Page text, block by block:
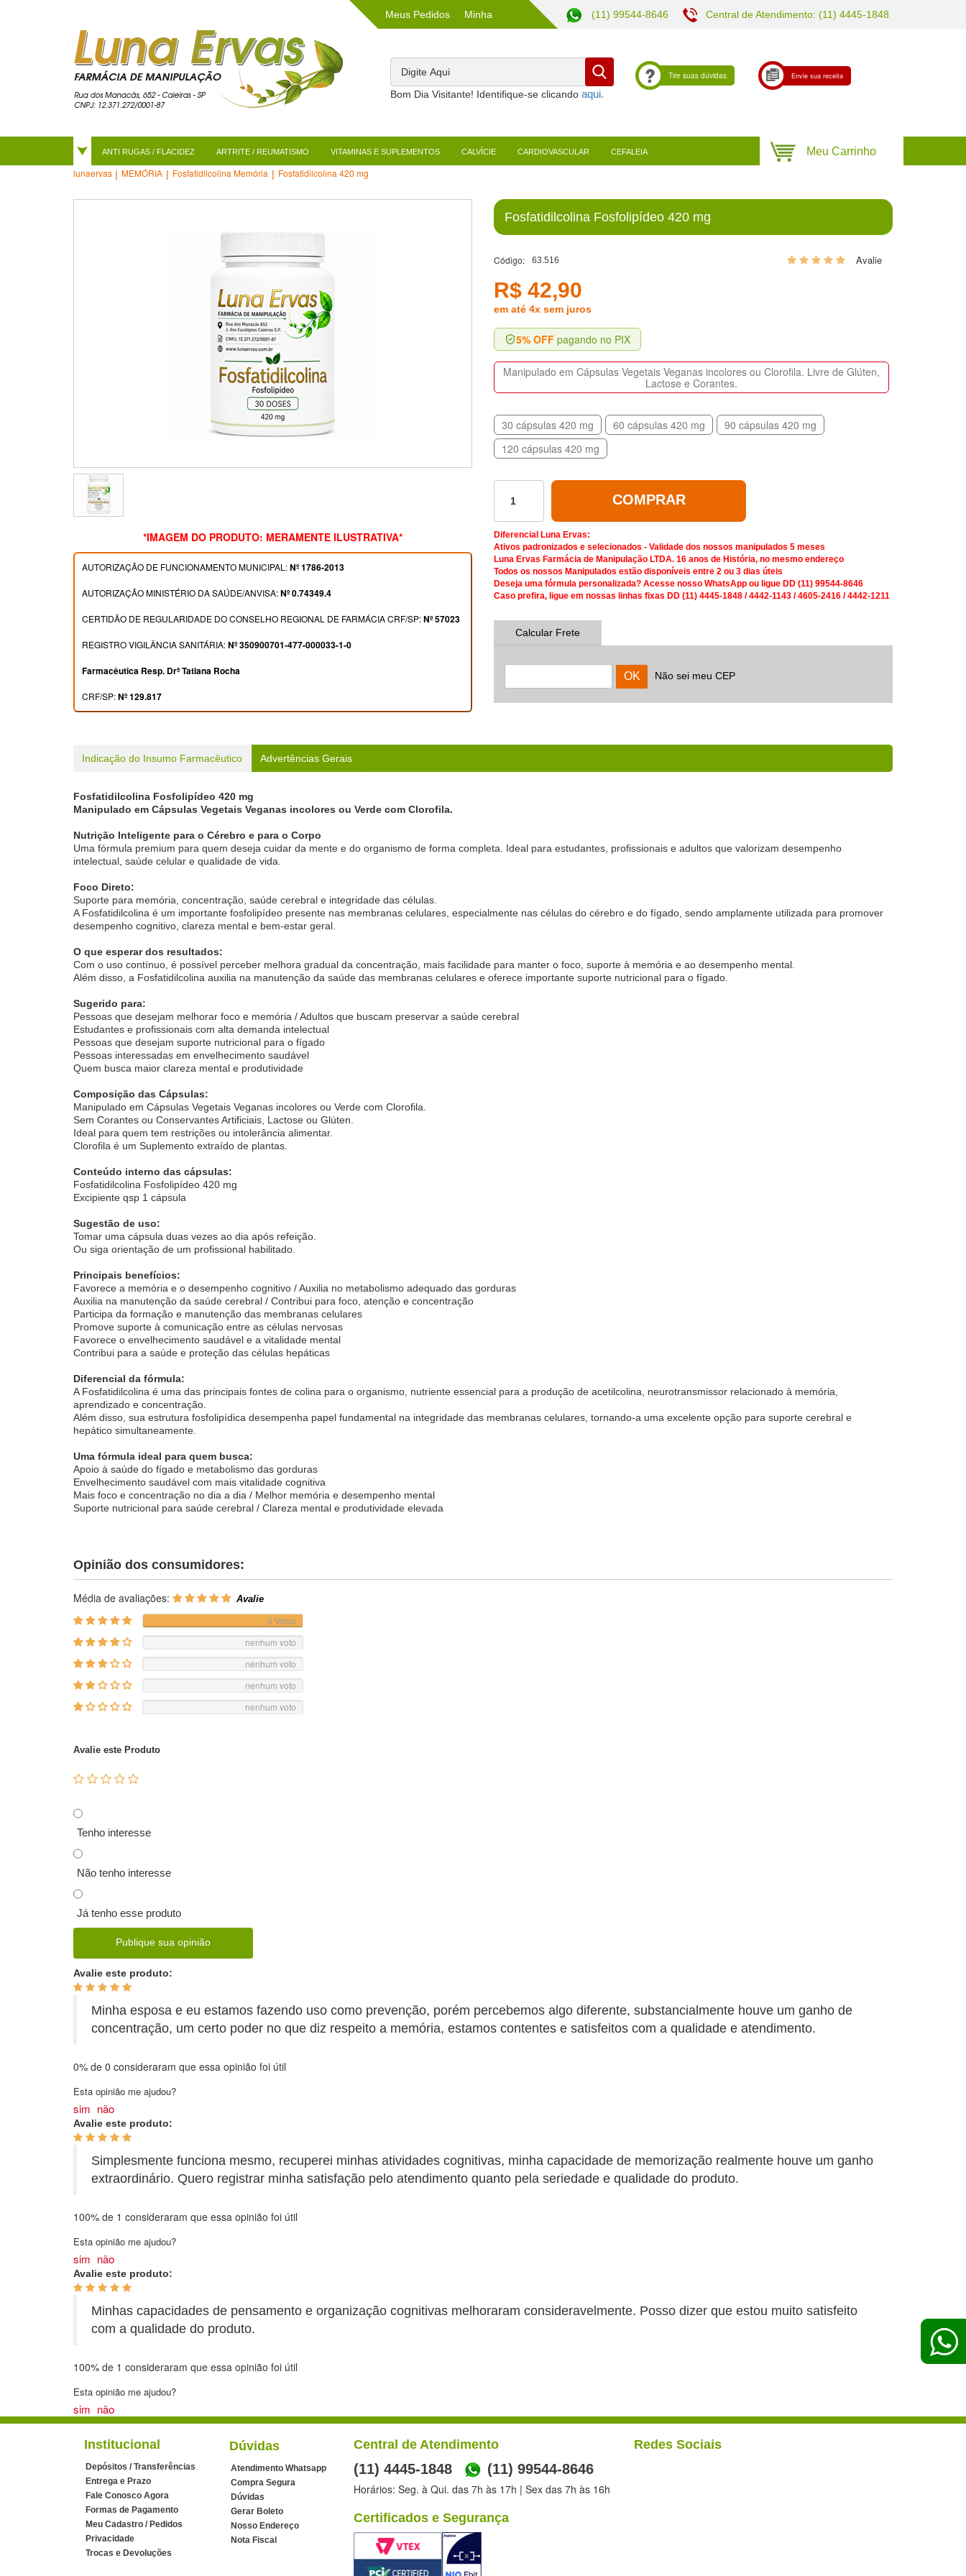
Meus Pedidos Minha (11) 99544-8646 Central de Atendimento: (11) 4445-1848
Bom Dia Visitante! Identifique-se clicando
Tire suas dúvidas Envie sua receita
ANTI RUGAS / FLACIDEZ ARTRITE / REUMATISMO VITAMINAS E SUPLEMENTOS CALVÍCIE CARDIOVASCULAR CEFALEIA
lunaervas MEMÓRIA Fosfatidilcolina Memória Fosfatidilcolina 420 mg
*IMAGEM DO PRODUTO: MERAMENTE ILUSTRATIVA*
AUTORIZAÇÃO DE FUNCIONAMENTO MUNICIPAL:Nº 1786-2013
AUTORIZAÇÃO MINISTÉRIO DA SAÚDE/ANVISA:Nº 0.74349.4
CERTIDÃO DE REGULARIDADE DO CONSELHO REGIONAL DE FARMÁCIA CRF/SP:Nº 57023
REGISTRO VIGILÂNCIA SANITÁRIA:Nº 350900701-477-000033-1-0
Farmacêutica Resp. Drª Tatiana Rocha
CRF/SP:Nº 129.817
Fosfatidilcolina Fosfolipídeo 420 mg
Código: 63.516
R$ 42,90
em até 4x sem juros
5% OFF pagando no PIX
Manipulado em Cápsulas Vegetais Veganas incolores ou Clorofila. Livre de Glúten,
Lactose e Corantes.
30 cápsulas 420 mg 60 cápsulas 420 mg
90 cápsulas 420 mg
120 cápsulas 420 mg
COMPRAR
Diferencial Luna Ervas:
Ativos padronizados e selecionados - Validade dos nossos manipulados 5 meses
Luna Ervas Farmácia de Manipulação LTDA. 16 anos de História, no mesmo endereço
Todos os nossos Manipulados estão disponíveis entre 2 ou 3 dias úteis
Deseja uma fórmula personalizada? Acesse nosso WhatsApp ou ligue DD (11) 99544-8646
Caso prefira, ligue em nossas linhas fixas DD (11) 4445-1848 / 4442-1143 / 4605-2416 / 4442-1211
Calcular Frete
Não sei meu CEP
Indicação do Insumo Farmacêutico Advertências Gerais
Fosfatidilcolina Fosfolipídeo 420 mg
Manipulado em Cápsulas Vegetais Veganas incolores ou Verde com Clorofila.
Nutrição Inteligente para o Cérebro e para o Corpo
Uma fórmula premium para quem deseja cuidar da mente e do organismo de forma completa. Ideal para estudantes, profissionais e adultos que valorizam desempenho
intelectual, saúde celular e qualidade de vida.
Foco Direto:
Suporte para memória, concentração, saúde cerebral e integridade das células.
A Fosfatidilcolina é um importante fosfolipídeo presente nas membranas celulares, especialmente nas células do cérebro e do fígado, sendo amplamente utilizada para promover
desempenho cognitivo, clareza mental e bem-estar geral.
O que esperar dos resultados:
Com o uso contínuo, é possível perceber melhora gradual da concentração, mais facilidade para manter o foco, suporte à memória e ao desempenho mental.
Além disso, a Fosfatidilcolina auxilia na manutenção da saúde das membranas celulares e oferece importante suporte nutricional para o fígado.
Sugerido para:
Pessoas que desejam melhorar foco e memória / Adultos que buscam preservar a saúde cerebral
Estudantes e profissionais com alta demanda intelectual
Pessoas que desejam suporte nutricional para o fígado
Pessoas interessadas em envelhecimento saudável
Quem busca maior clareza mental e produtividade
Composição das Cápsulas:
Manipulado em Cápsulas Vegetais Veganas incolores ou Verde com Clorofila.
Sem Corantes ou Conservantes Artificiais, Lactose ou Glúten.
Ideal para quem tem restrições ou intolerância alimentar.
Clorofila é um Suplemento extraído de plantas.
Conteúdo interno das cápsulas:
Fosfatidilcolina Fosfolipídeo 420 mg
Excipiente qsp 1 cápsula
Sugestão de uso:
Tomar uma cápsula duas vezes ao dia após refeição.
Ou siga orientação de um profissional habilitado.
Principais benefícios:
Favorece a memória e o desempenho cognitivo / Auxilia no metabolismo adequado das gorduras
Auxilia na manutenção da saúde cerebral / Contribui para foco, atenção e concentração
Participa da formação e manutenção das membranas celulares
Promove suporte à comunicação entre as células nervosas
Favorece o envelhecimento saudável e a vitalidade mental
Contribui para a saúde e proteção das células hepáticas
Diferencial da fórmula:
A Fosfatidilcolina é uma das principais fontes de colina para o organismo, nutriente essencial para a produção de acetilcolina, neurotransmissor relacionado à memória,
aprendizado e concentração.
Além disso, sua estrutura fosfolipídica desempenha papel fundamental na integridade das membranas celulares, tornando-a uma excelente opção para suporte cerebral e
hepático simultaneamente.
Uma fórmula ideal para quem busca:
Apoio à saúde do fígado e metabolismo das gorduras
Envelhecimento saudável com mais vitalidade cognitiva
Mais foco e concentração no dia a dia / Melhor memória e desempenho mental
Suporte nutricional para saúde cerebral / Clareza mental e produtividade elevada
Opinião dos consumidores:
Média de avaliações:
5 Votos
nenhum voto
nenhum voto
nenhum voto
nenhum voto
Avalie este Produto
Tenho interesse
Não tenho interesse
Já tenho esse produto
Publique sua opinião
Avalie este produto:
Minha esposa e eu estamos fazendo uso como prevenção, porém percebemos algo diferente, substancialmente houve um ganho de
concentração, um certo poder no que diz respeito a memória, estamos contentes e satisfeitos com a qualidade e atendimento.
0% de 0 consideraram que essa opinião foi útil
Esta opinião me ajudou?
sim não
Avalie este produto:
Simplesmente funciona mesmo, recuperei minhas atividades cognitivas, minha capacidade de memorização realmente houve um ganho
extraordinário. Quero registrar minha satisfação pelo atendimento quanto pela seriedade e qualidade do produto.
100% de 1 consideraram que essa opinião foi útil
Esta opinião me ajudou?
sim não
Avalie este produto:
Minhas capacidades de pensamento e organização cognitivas melhoraram consideravelmente. Posso dizer que estou muito satisfeito
com a qualidade do produto.
100% de 1 consideraram que essa opinião foi útil
Esta opinião me ajudou?
sim não
Institucional
Depósitos / Transferências
Entrega e Prazo
Fale Conosco Agora
Formas de Pagamento
Meu Cadastro / Pedidos
Privacidade
Trocas e Devoluções
Dúvidas
Atendimento Whatsapp
Compra Segura
Dúvidas
Gerar Boleto
Nosso Endereço
Nota Fiscal
Central de Atendimento
(11) 4445-1848 (11) 99544-8646
Horários: Seg. à Qui. das 7h às 17h | Sex das 7h às 16h
Certificados e Segurança
Redes Sociais